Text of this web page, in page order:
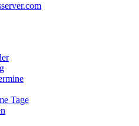
Tage